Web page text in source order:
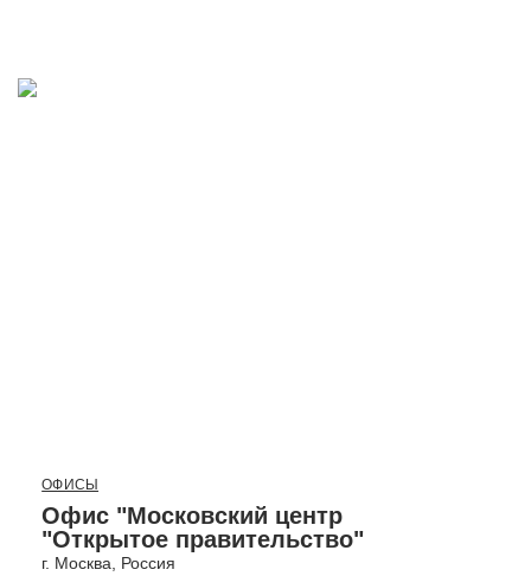
ОФИСЫ
Офис "Московский центр
"Открытое правительство"
г. Москва, Россия